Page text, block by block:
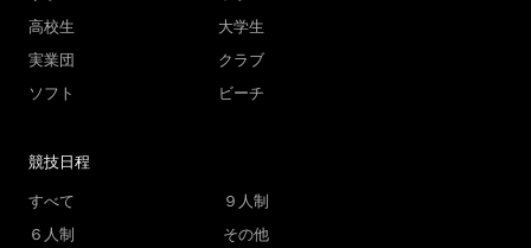
高校生
大学生
実業団
クラブ
ソフト
ビーチ
競技日程
すべて
９人制
６人制
その他